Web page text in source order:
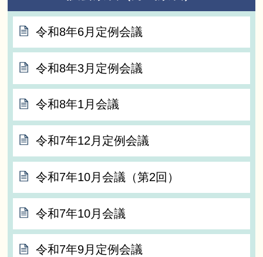
令和8年6月定例会議
令和8年3月定例会議
令和8年1月会議
令和7年12月定例会議
令和7年10月会議（第2回）
令和7年10月会議
令和7年9月定例会議